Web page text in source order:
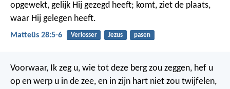
opgewekt, gelijk Hij gezegd heeft; komt, ziet de plaats,
waar Hij gelegen heeft.
Matteüs 28:5-6 Verlosser Jezus pasen
Voorwaar, Ik zeg u, wie tot deze berg zou zeggen, hef u
op en werp u in de zee, en in zijn hart niet zou twijfelen,